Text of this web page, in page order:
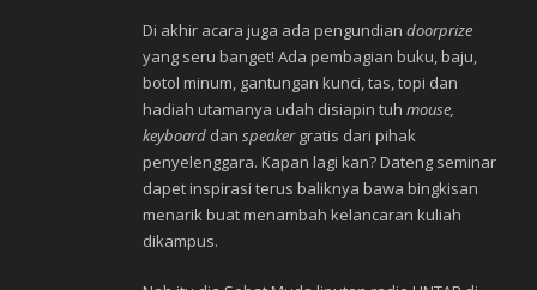
Di akhir acara juga ada pengundian doorprize
yang seru banget! Ada pembagian buku, baju,
botol minum, gantungan kunci, tas, topi dan
hadiah utamanya udah disiapin tuh mouse,
keyboard dan speakergratis dari pihak
penyelenggara. Kapan lagi kan? Dateng seminar
dapet inspirasi terus baliknya bawa bingkisan
menarik buat menambah kelancaran kuliah
dikampus.